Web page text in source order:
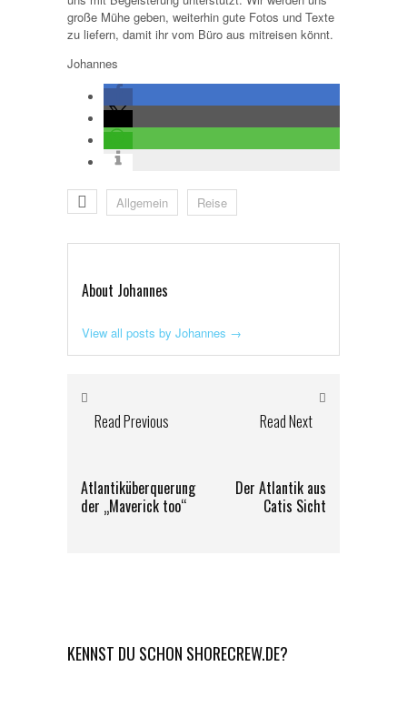
große Mühe geben, weiterhin gute Fotos und Texte
zu liefern, damit ihr vom Büro aus mitreisen könnt.
Johannes
Allgemein Reise
About Johannes
View all posts by Johannes →
Read Previous
Atlantiküberquerung
der „Maverick too“
Read Next
Der Atlantik aus
Catis Sicht
KENNST DU SCHON SHORECREW.DE?